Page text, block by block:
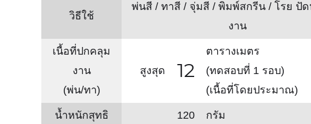
วิธีใช้
พ่นสี / ทาสี / จุ่มสี / พิมพ์สกรีน / โรย ปั
งาน
เนื้อที่ปกคลุม
งาน
(พ่น/ทา)
สูงสุด 12
ตารางเมตร
(ทดสอบที่ 1 รอบ)
(เนื้อที่โดยประมาณ)
น้ำหนักสุทธิ 120 กรัม